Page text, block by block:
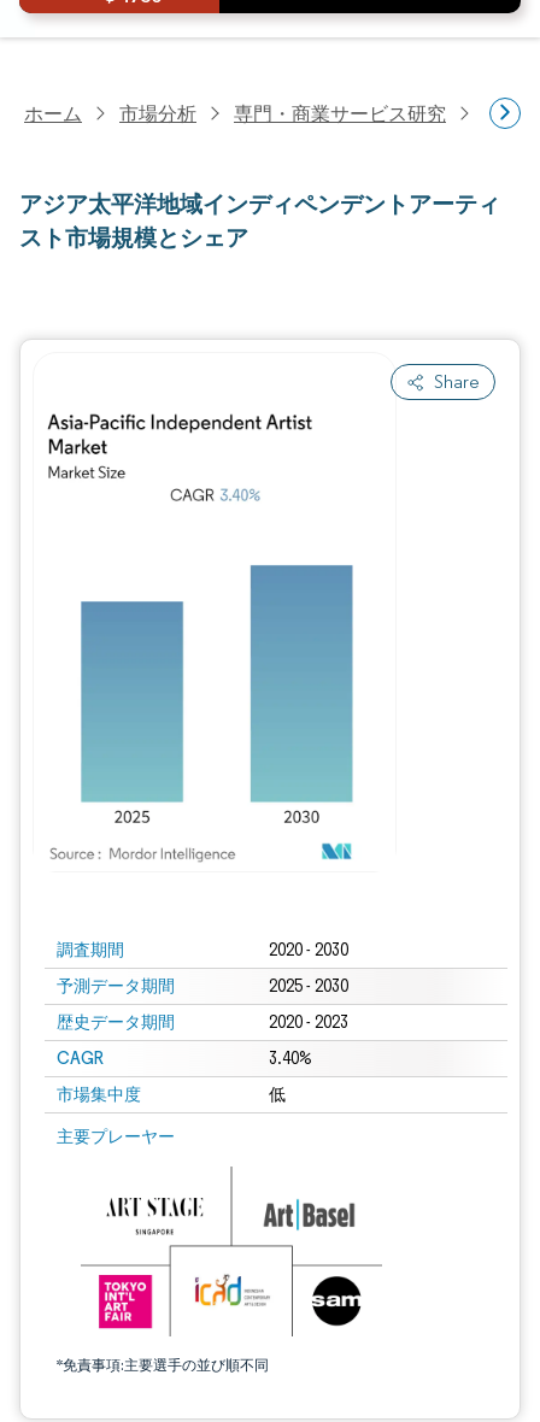
ホーム 市場分析 専門・商業サービス研究 消費
アジア太平洋地域インディペンデントアーティ
スト市場規模とシェア
Share
調査期間 2020 - 2030
予測データ期間 2025 - 2030
歴史データ期間 2020 - 2023
CAGR 3.40%
市場集中度 低
主要プレーヤー
*免責事項:主要選手の並び順不同